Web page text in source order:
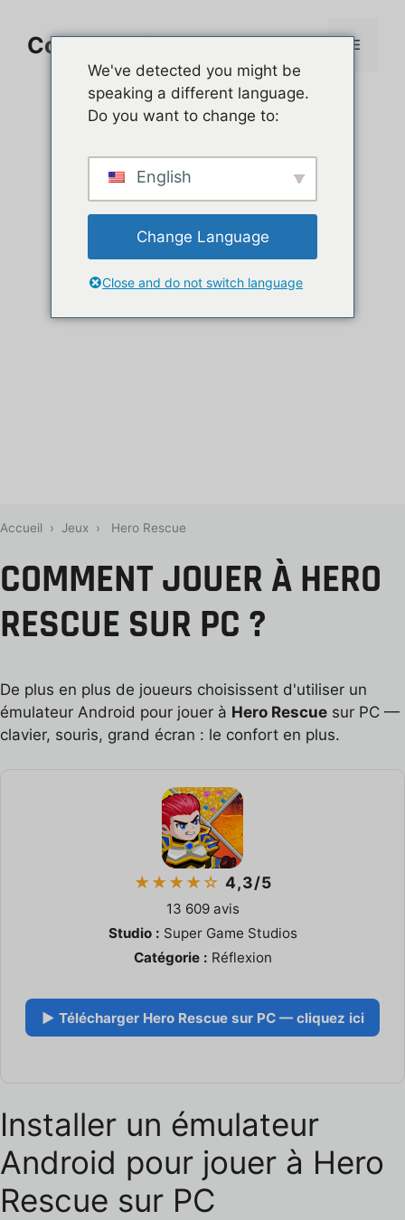
contenuComment jouer sur PC Menu
Accueil › Jeux › Hero Rescue
COMMENT JOUER À HERO
RESCUE SUR PC ?
De plus en plus de joueurs choisissent d'utiliser un
émulateur Android pour jouer à Hero Rescue sur PC —
clavier, souris, grand écran : le confort en plus.
★★★★☆ 4,3/5
13 609 avis
Studio : Super Game Studios
Catégorie : Réflexion
▶ Télécharger Hero Rescue sur PC — cliquez ici
Installer un émulateur
Android pour jouer à Hero
Rescue sur PC
We've detected you might be
speaking a different language.
Do you want to change to:
English
Change Language
Close and do not switch language